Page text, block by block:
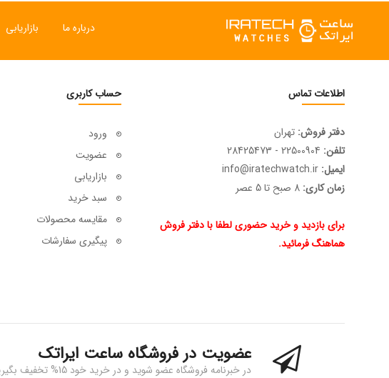
درباره ما بازاریابی
اطلاعات تماس
دفتر فروش: تهران
تلفن: 22500904 - 28425473
ایمیل: info@iratechwatch.ir
زمان کاری:8 صبح تا 5 عصر
برای بازدید و خرید حضوری لطفا با دفتر فروش
هماهنگ فرمائید.
حساب کاربری
ورود
عضویت
بازاریابی
سبد خرید
مقایسه محصولات
پیگیری سفارشات
عضویت در فروشگاه ساعت ایراتک
در خبرنامه فروشگاه عضو شوید و در خرید خود 15% تخفیف بگیرید!